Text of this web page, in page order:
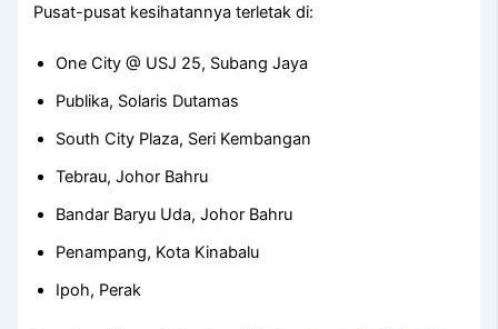
Pusat-pusat kesihatannya terletak di:
One City @ USJ 25, Subang Jaya
Publika, Solaris Dutamas
South City Plaza, Seri Kembangan
Tebrau, Johor Bahru
Bandar Baryu Uda, Johor Bahru
Penampang, Kota Kinabalu
Ipoh, Perak